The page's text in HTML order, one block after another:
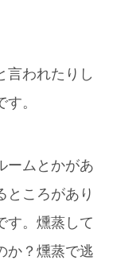
言われたりし
。
ームとかがあ
ところがあり
す。燻蒸して
か？燻蒸で逃